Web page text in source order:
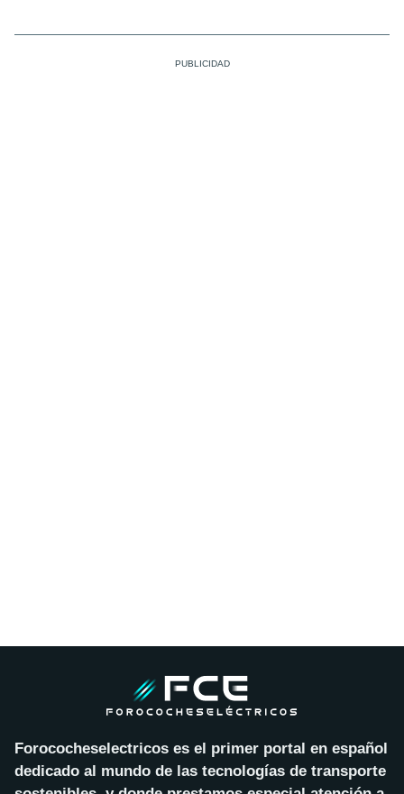
Forococheselectricos es el primer portal en español
dedicado al mundo de las tecnologías de transporte